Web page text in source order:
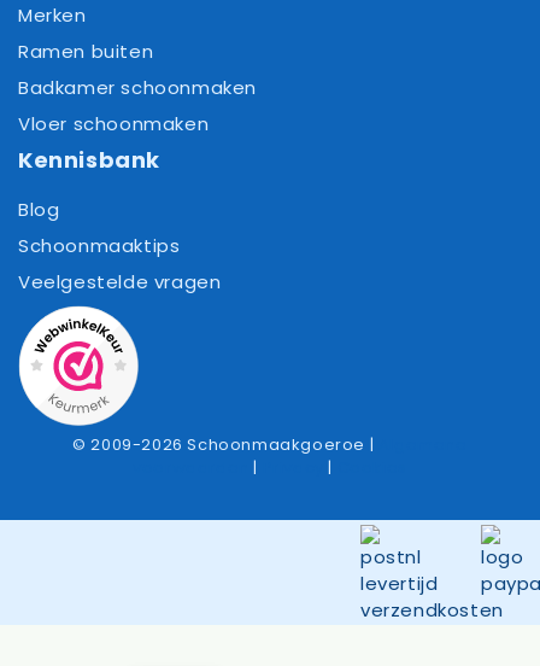
Merken
Ramen buiten
Badkamer schoonmaken
Vloer schoonmaken
Kennisbank
Blog
Schoonmaaktips
Veelgestelde vragen
© 2009-2026 Schoonmaakgoeroe |
| |